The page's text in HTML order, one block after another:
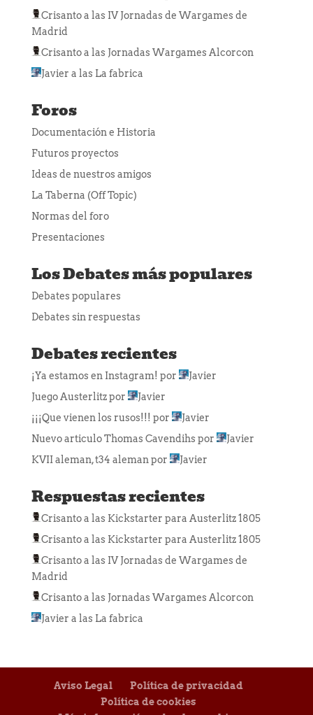
Crisantoa las IV Jornadas de Wargames de
Madrid
Crisantoa las Jornadas Wargames Alcorcon
Javier a las La fabrica
Foros
Documentación e Historia
Futuros proyectos
Ideas de nuestros amigos
La Taberna (Off Topic)
Normas del foro
Presentaciones
Los Debates más populares
Debates populares
Debates sin respuestas
Debates recientes
¡Ya estamos en Instagram! por
Javier
Juego Austerlitzpor
Javier
¡¡¡Que vienen los rusos!!! por
Javier
Nuevo articulo Thomas Cavendihspor
Javier
KVII aleman, t34 alemanpor Javier
Respuestas recientes
Crisantoa las Kickstarter para Austerlitz 1805
Crisantoa las Kickstarter para Austerlitz 1805
Crisantoa las IV Jornadas de Wargames de
Madrid
Crisantoa las Jornadas Wargames Alcorcon
Javier a las La fabrica
Aviso Legal
Política de privacidad
Política de cookies